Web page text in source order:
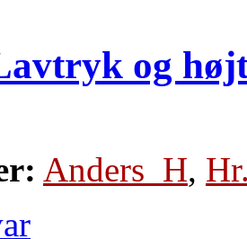
og
Anders_H,